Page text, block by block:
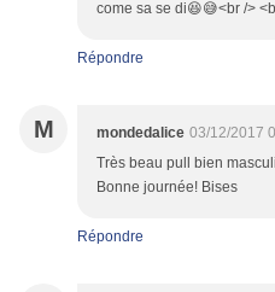
come sa se di😆😅<br />
Répondre
M mondedalice 03/12/2017
Très beau pull bien
Bonne journée! Bises
Répondre